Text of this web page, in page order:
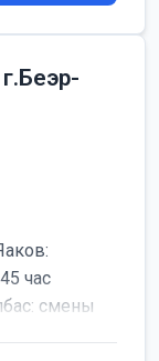
час
смены